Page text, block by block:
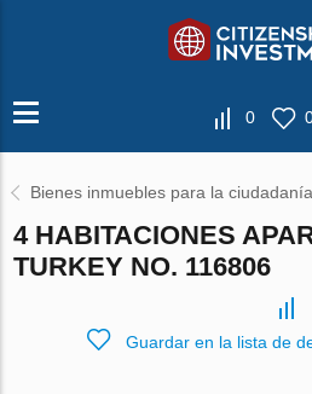
0
Bienes inmuebles para la
4 HABITACIONES
TURKEY NO. 116806
Guardar en la lista de